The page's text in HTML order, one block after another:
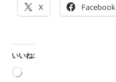
X Facebook
いいね:
読
み